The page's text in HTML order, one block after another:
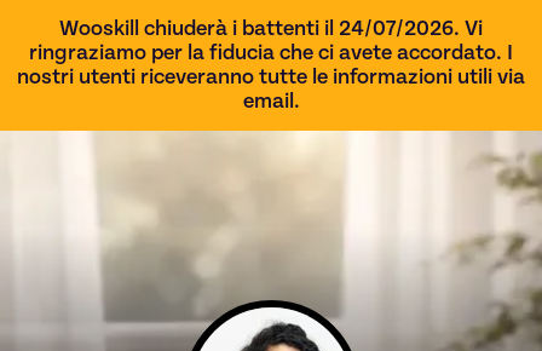
Wooskill chiuderà i battenti il 24/07/2026. Vi
ringraziamo per la fiducia che ci avete accordato. I
nostri utenti riceveranno tutte le informazioni utili via
email.